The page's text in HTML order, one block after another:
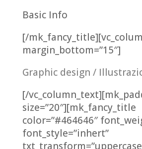
Basic Info
[/
margin_bottom=”15″]
Graphic design /
[/
size=”20″][mk_fancy_title
color=”#464646″
font_style=”inhert”